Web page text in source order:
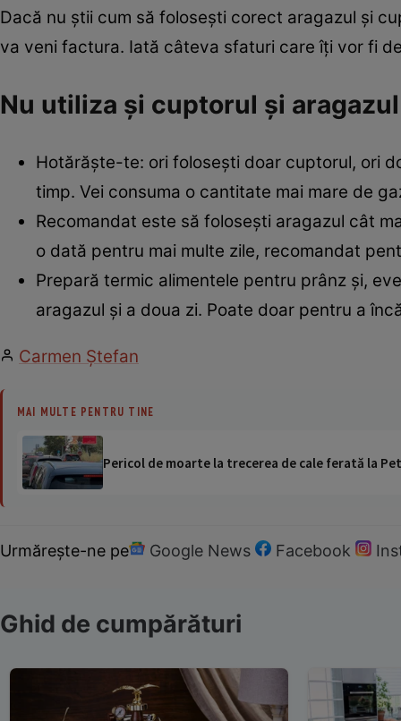
Dacă nu ştii cum să foloseşti corect aragazul şi
va veni factura. Iată câteva sfaturi care îţi vor fi
Nu utiliza şi cuptorul şi
Hotărăşte-te: ori foloseşti doar cuptorul, ori
timp. Vei consuma o cantitate mai mare de
Recomandat este să foloseşti aragazul cât
o dată pentru mai multe zile, recomandat
Prepară termic alimentele pentru prânz şi,
aragazul şi a doua zi. Poate doar pentru a
Carmen Ştefan
MAI MULTE PENTRU TINE
Pericol de moarte la trecerea de cale ferată la
Urmărește-ne pe Google News Facebook
Ghid de cumpărături